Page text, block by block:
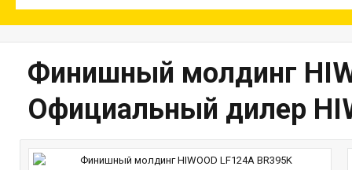
Финишный молдинг
Официальный дилер